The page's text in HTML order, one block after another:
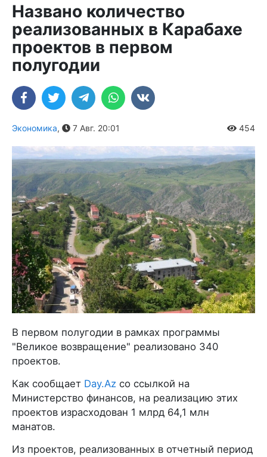
Названо количество
реализованных в Карабахе
проектов в первом
полугодии
Экономика, 7 Авг. 20:01 454
В первом полугодии в рамках программы
"Великое возвращение" реализовано 340
проектов.
Как сообщает Day.Az со ссылкой на
Министерство финансов, на реализацию этих
проектов израсходован 1 млрд 64,1 млн
манатов.
Из проектов, реализованных в отчетный период